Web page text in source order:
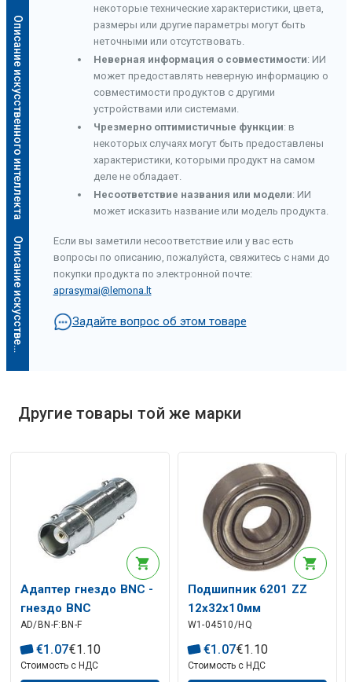
Описание искусственного интеллекта
О
п
и
с
а
н
и
е
и
с
к
у
с
с
т
в
е
н
н
о
г
о
и
н
т
е
л
л
е
к
т
а
Описание искусственного интеллекта
некоторые технические характеристики, цвета,
размеры или другие параметры могут быть
неточными или отсутствовать.
Неверная информация о совместимости: ИИ
может предоставлять неверную информацию о
совместимости продуктов с другими
устройствами или системами.
Чрезмерно оптимистичные функции: в
некоторых случаях могут быть предоставлены
характеристики, которыми продукт на самом
деле не обладает.
Несоответствие названия или модели: ИИ
может исказить название или модель продукта.
Если вы заметили несоответствие или у вас есть
вопросы по описанию, пожалуйста, свяжитесь с нами до
покупки продукта по электронной почте:
aprasymai@lemona.lt
Задайте вопрос об этом товаре
Другие товары той же марки
Адаптер гнездо BNC -
гнездо BNC
AD/BN-F:BN-F
€1 .07€1.10
Стоимость с НДС
Подшипник 6201 ZZ
12x32x10мм
W1-04510/HQ
€1 .07€1.10
Стоимость с НДС